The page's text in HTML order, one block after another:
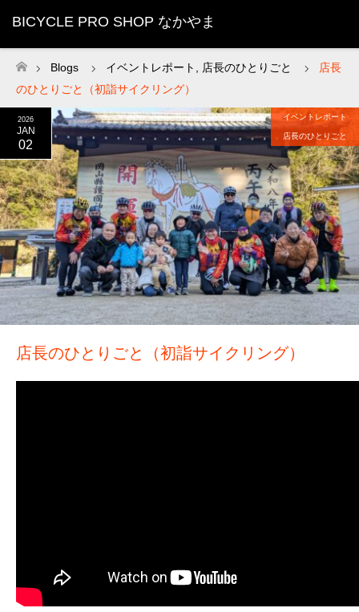
BICYCLE PRO SHOP なかやま
ホーム
Blogs イベントレポート 店長のひとりごと
店長
のひとりごと（初詣サイクリング）
2026
JAN
02
イベントレポート
店長のひとりごと
店長のひとりごと（初詣サイクリング）